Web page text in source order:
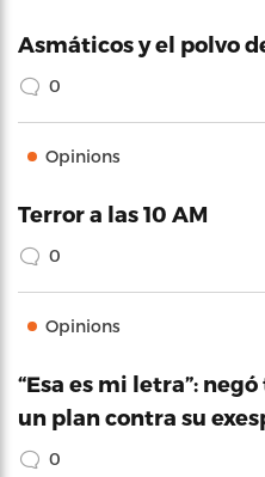
Asmáticos y el polvo
0
Opinions
Terror a las 10 AM
0
Opinions
“Esa es mi letra”:
un plan contra su
0